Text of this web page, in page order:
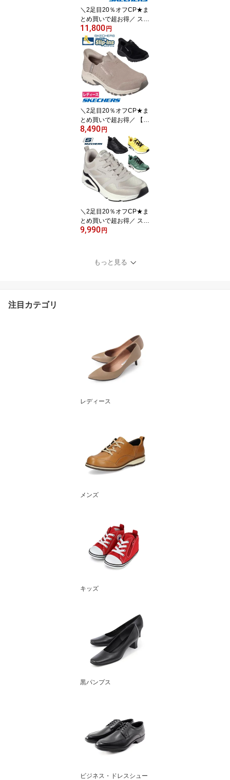
ップ ゆったり きれいめ
＼2足目20％オフCP★ま
とめ買いで超お得／ スケ
ッチャーズ スリップイン
ズ メンズ SKECHERS Sl
ip-ins スリッポン ハンズ
フリー スニーカー ウォ
ーキングシューズ 靴 普
通幅 ノーマル グライド
ステップ アルタス 2329
21 BKCC WBL
11,800 円
＼2足目20％オフCP★ま
とめ買いで超お得／ 【在
庫限り】スケッチャーズ
スリップインズ レディー
ス SKECHERS Slip-ins
スリッポン スニーカー
スエード 180016 BBK T
PE ヒルクレスト スナッ
ピー 普通幅 アウトドア
8,490 円
＼2足目20％オフCP★ま
とめ買いで超お得／ スケ
ッチャーズ メンズ 厚底
ソール トレスエア ウノ
レボリューション エアリ
9,990 円
もっと見る
注目カテゴリ
レディース
メンズ
キッズ
黒パンプス
ビジネス・ドレスシュー